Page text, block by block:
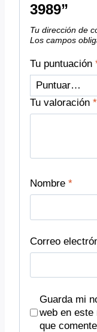
3989”
Tu dirección de
Los campos
Tu puntuación
Tu valoración *
Nombre *
Correo
Guarda mi
web en este
que